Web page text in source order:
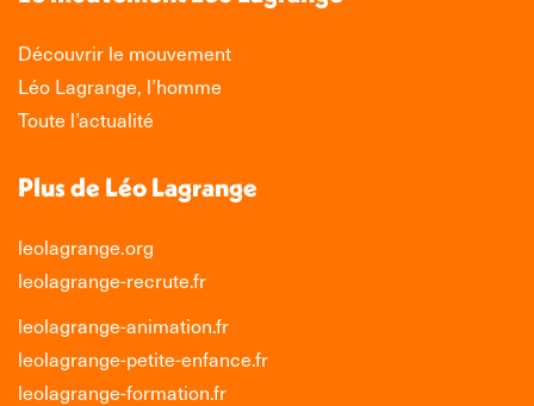
fenêtrefenêtrefenêtrefenêtre
Découvrir le mouvement
Léo Lagrange, l’homme
Toute l’actualité
Plus de Léo Lagrange
leolagrange.org
leolagrange-recrute.fr
leolagrange-animation.fr
leolagrange-petite-enfance.fr
leolagrange-formation.fr